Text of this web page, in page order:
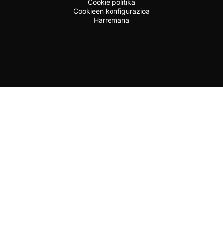
Cookie politika
Cookieen konfigurazioa
Harremana